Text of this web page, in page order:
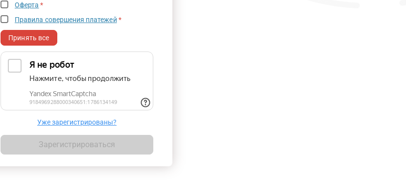
Оферта *
Правила совершения платежей *
Принять все
Уже зарегистрированы?
Зарегистрироваться